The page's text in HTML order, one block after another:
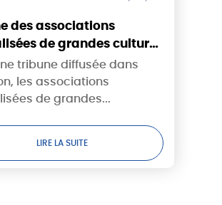
des associations
de grandes cultures
: tandis que les
brûlent, la puissance
sortira-t-elle enfin du
tribune diffusée dans
les associations
de grandes...
LIRE LA SUITE